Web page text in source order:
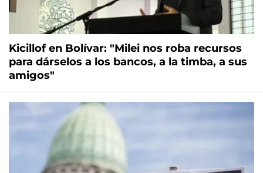
Kicillof en Bolívar: "Milei nos roba recursos
para dárselos a los bancos, a la timba, a sus
amigos"